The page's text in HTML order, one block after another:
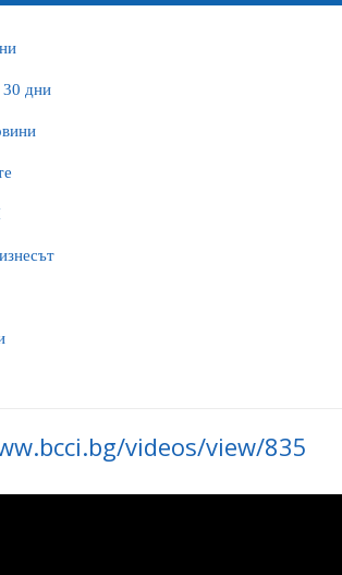
30 дни
videos/view/835